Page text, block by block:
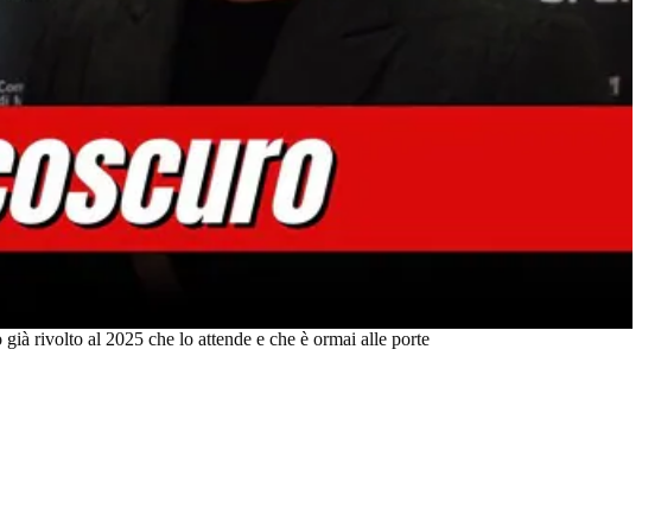
rivolto al 2025 che lo attende e che è ormai alle porte